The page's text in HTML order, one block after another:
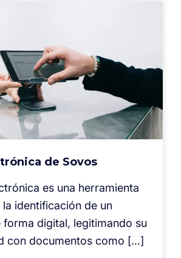
de Sovos
es una herramienta
identificación de un
forma digital, legitimando su
con documentos como […]